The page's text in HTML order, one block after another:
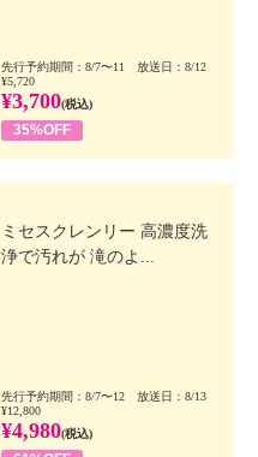
先行予約期間：8/7〜11 放送日：8/12
¥5,720
¥3,700(税込)
35%OFF
ミセスクレンリー 高濃度洗
浄で汚れが 滝のよ...
先行予約期間：8/7〜12 放送日：8/13
¥12,800
¥4,980(税込)